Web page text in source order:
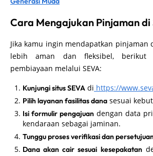
Cara Mengajukan Pinjaman di
Jika kamu ingin mendapatkan pinjaman
lebih aman dan fleksibel, berikut
pembiayaan melalui SEVA:
Kunjungi situs SEVA di https://
Pilih layanan fasilitas dana sesuai
Isi formulir pengajuan dengan data
kendaraan sebagai jaminan.
Tunggu proses verifikasi dan
Dana akan cair sesuai kesepakatan